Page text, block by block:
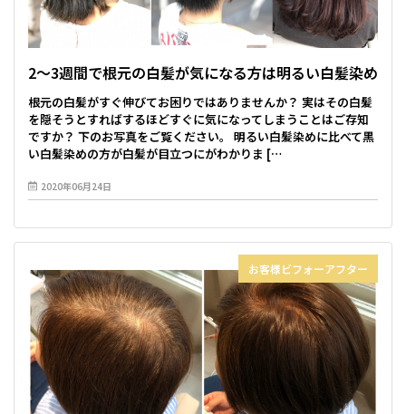
2〜3週間で根元の白髪が気になる方は明るい白髪染め
根元の白髪がすぐ伸びてお困りではありませんか？ 実はその白髪
を隠そうとすればするほどすぐに気になってしまうことはご存知
ですか？ 下のお写真をご覧ください。 明るい白髪染めに比べて黒
い白髪染めの方が白髪が目立つにがわかりま […
2020年06月24日
お客様ビフォーアフター